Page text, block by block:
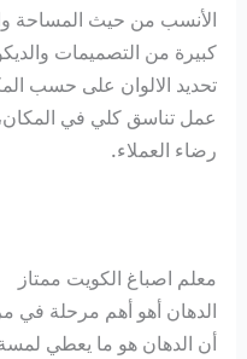
الأنسب من حيث المساحة
كبيرة من التصميمات
تحديد الالوان على حسب
عمل تناسق كلي في
رضاء العملاء.
معلم اصباغ الكويت ممتاز
الدهان أهو أهم مرحلة في
أن الدهان هو ما يعطي